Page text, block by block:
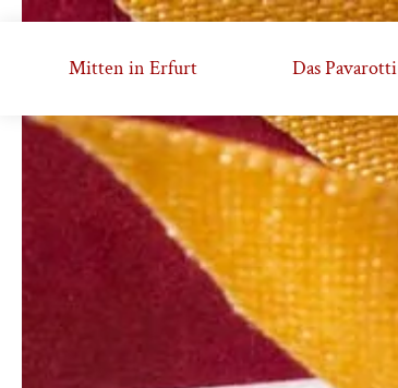
Mitten in Erfurt Das Pavarotti